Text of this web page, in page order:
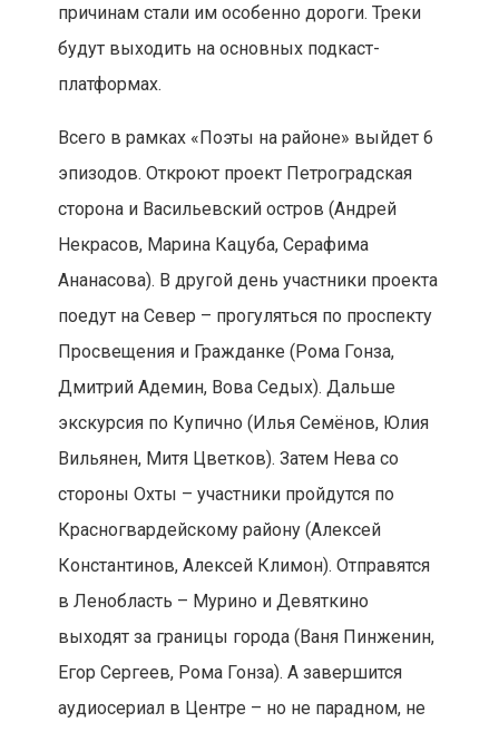
причинам стали им особенно дороги. Треки
будут выходить на основных подкаст-
платформах.
Всего в рамках «Поэты на районе» выйдет 6
эпизодов. Откроют проект Петроградская
сторона и Васильевский остров (Андрей
Некрасов, Марина Кацуба, Серафима
Ананасова). В другой день участники проекта
поедут на Север – прогуляться по проспекту
Просвещения и Гражданке (Рома Гонза,
Дмитрий Адемин, Вова Седых). Дальше
экскурсия по Купично (Илья Семёнов, Юлия
Вильянен, Митя Цветков). Затем Нева со
стороны Охты – участники пройдутся по
Красногвардейскому району (Алексей
Константинов, Алексей Климон). Отправятся
в Ленобласть – Мурино и Девяткино
выходят за границы города (Ваня Пинженин,
Егор Сергеев, Рома Гонза). А завершится
аудиосериал в Центре – но не парадном, не